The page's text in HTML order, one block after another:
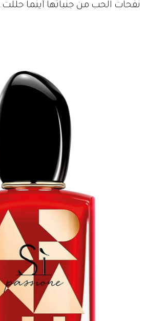
نفحات الحب من جنباتها أينما حللت.